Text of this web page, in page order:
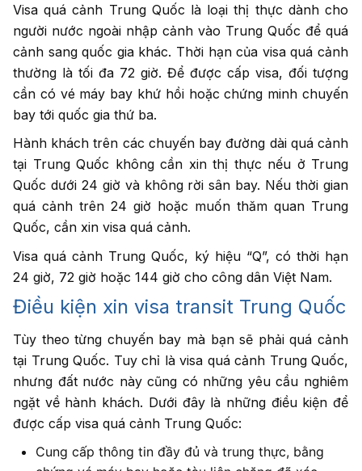
Visa quá cảnh Trung Quốc là loại thị thực dành cho
người nước ngoài nhập cảnh vào Trung Quốc để quá
cảnh sang quốc gia khác. Thời hạn của visa quá cảnh
thường là tối đa 72 giờ. Để được cấp visa, đối tượng
cần có vé máy bay khứ hồi hoặc chứng minh chuyến
bay tới quốc gia thứ ba.
Hành khách trên các chuyến bay đường dài quá cảnh
tại Trung Quốc không cần xin thị thực nếu ở Trung
Quốc dưới 24 giờ và không rời sân bay. Nếu thời gian
quá cảnh trên 24 giờ hoặc muốn thăm quan Trung
Quốc, cần xin visa quá cảnh.
Visa quá cảnh Trung Quốc, ký hiệu “Q”, có thời hạn
24 giờ, 72 giờ hoặc 144 giờ cho công dân Việt Nam.
Điều kiện xin visa transit Trung Quốc
Tùy theo từng chuyến bay mà bạn sẽ phải quá cảnh
tại Trung Quốc. Tuy chỉ là visa quá cảnh Trung Quốc,
nhưng đất nước này cũng có những yêu cầu nghiêm
ngặt về hành khách. Dưới đây là những điều kiện để
được cấp visa quá cảnh Trung Quốc:
Cung cấp thông tin đầy đủ và trung thực, bằng